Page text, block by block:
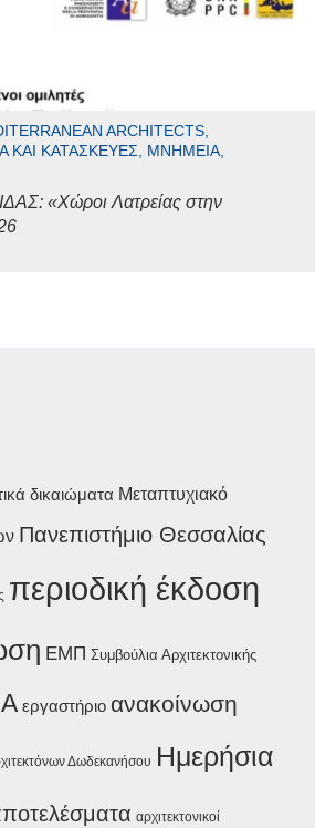
ARCHITECTS,
ΚΑΙ ΚΑΤΑΣΚΕΥΈΣ, ΜΝΗΜΕΊΑ,
«Χώροι Λατρείας στην
δικαιώματα Μεταπτυχιακό
Πανεπιστήμιο Θεσσαλίας
περιοδική έκδοση
ΕΜΠ Συμβούλια Αρχιτεκτονικής
εργαστήριο ανακοίνωση
Δωδεκανήσου Ημερήσια
αρχιτεκτονικοί